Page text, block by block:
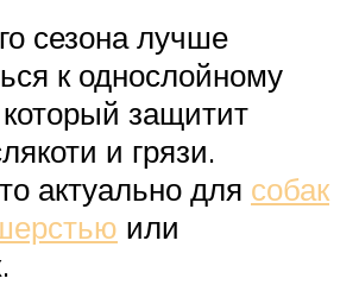
сезона лучше
к однослойному
защитит
и грязи.
актуально для собак
или